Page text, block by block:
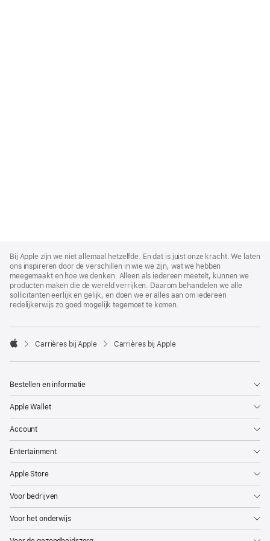
Footer
Bij Apple zijn we niet allemaal hetzelfde. En dat is juist onze kracht. We laten
ons inspireren door de verschillen in wie we zijn, wat we hebben
meegemaakt en hoe we denken. Alleen als iedereen meetelt, kunnen we
producten maken die de wereld verrijken. Daarom behandelen we alle
sollicitanten eerlijk en gelijk, en doen we er alles aan om iedereen
redelijkerwijs zo goed mogelijk tegemoet te komen.

Carrières bij Apple Carrières bij Apple
Bestellen en informatie
Apple Wallet
Account
Entertainment
Apple Store
Voor bedrijven
Voor het onderwijs